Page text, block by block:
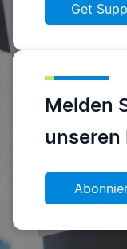
Get
Melden
unseren